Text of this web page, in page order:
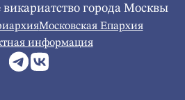
города Москвы
Московская Епархия
информация